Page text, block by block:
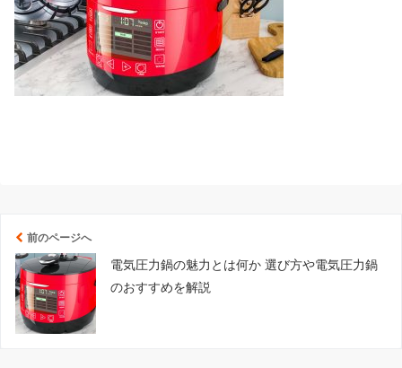
前のページへ
電気圧力鍋の魅力とは何か 選び方や電気圧力鍋
のおすすめを解説